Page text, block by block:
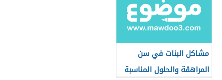
مشاكل البنات في سن
المراهقة والحلول المناسبة